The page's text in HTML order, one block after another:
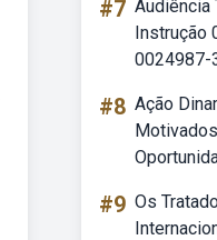
#7 Audiência
Instrução
0024987-
#8 Ação
#9 Os